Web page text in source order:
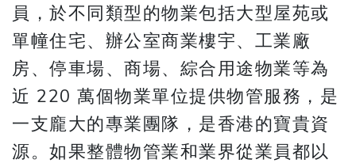
員，於不同類型的物業包括大型屋苑或
單幢住宅、辦公室商業樓宇、工業廠
房、停車場、商場、綜合用途物業等為
近 220 萬個物業單位提供物管服務，是
一支龐大的專業團隊，是香港的寶貴資
源。如果整體物管業和業界從業員都以